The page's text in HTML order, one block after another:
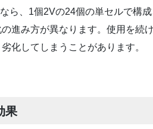
ら、1個2Vの24個の単セルで構成
進み方が異なります。使用を続
化してしまうことがあります。
果